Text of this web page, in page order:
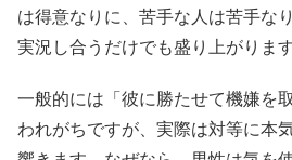
は得意なりに、苦手な人は苦手な
実況し合うだけでも盛り上がります
一般的には「彼に勝たせて機嫌を
われがちですが、実際は対等に本